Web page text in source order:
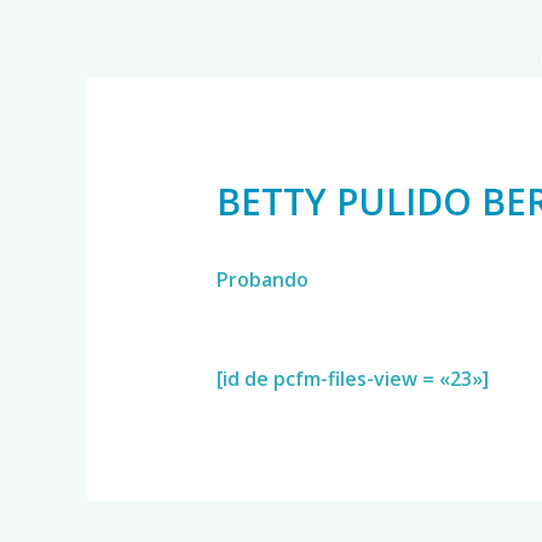
BETTY PULIDO
Probando
[id de pcfm-files-view = «23»]